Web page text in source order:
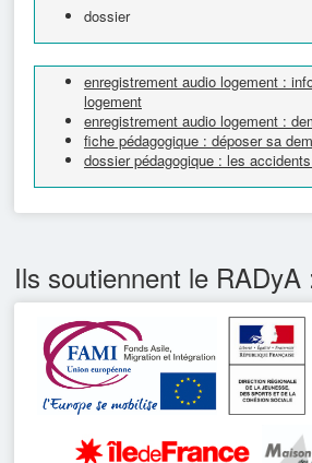
dossier
enregistrement audio logement :
logement
enregistrement audio logement :
fiche pédagogique : déposer sa
dossier pédagogique : les
Ils soutiennent le RADyA